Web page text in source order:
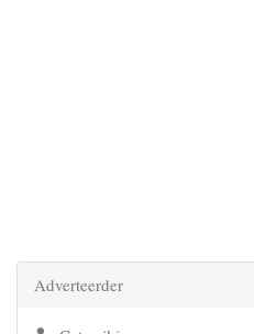
Adverteerder